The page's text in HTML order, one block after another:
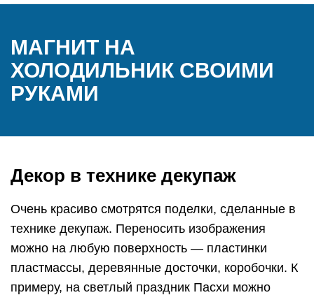
МАГНИТ НА
ХОЛОДИЛЬНИК СВОИМИ
РУКАМИ
Декор в технике декупаж
Очень красиво смотрятся поделки, сделанные в
технике декупаж. Переносить изображения
можно на любую поверхность — пластинки
пластмассы, деревянные досточки, коробочки. К
примеру, на светлый праздник Пасхи можно